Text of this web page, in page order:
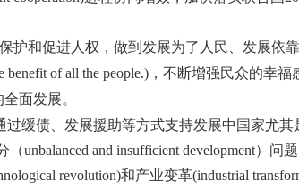
护和促进人权，做到发展为了人民、发展依靠
benefit of all the people.) ，不断增强民众的幸福
全面发展。
过缓债、发展援助等方式支持发展中国家尤其
（unbalanced and insufficient development） 问题
revolution)和产业变革(industrial